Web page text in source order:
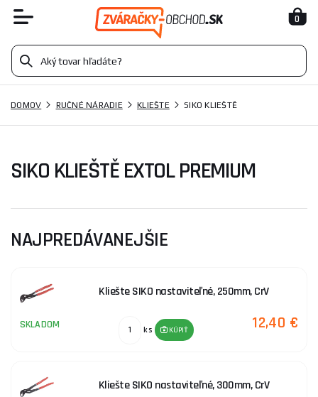
0
DOMOV RUČNÉ NÁRADIE KLIEŠTE SIKO KLIEŠTĚ
SIKO KLIEŠTĚ EXTOL PREMIUM
NAJPREDÁVANEJŠIE
Kliešte SIKO nastaviteľné, 250mm, CrV
SKLADOM ks KÚPIŤ 12,40 €
Kliešte SIKO nastaviteľné, 300mm, CrV